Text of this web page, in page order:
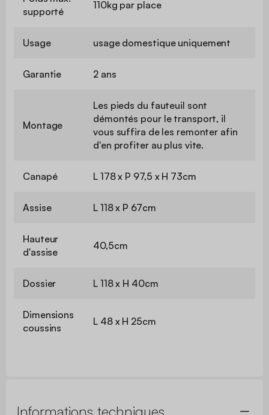
supporté
110kg par place
Usage usage domestique uniquement
Garantie 2 ans
Montage
Les pieds du fauteuil sont
démontés pour le transport, il
vous suffira de les remonter afin
d'en profiter au plus vite.
Canapé L 178 x P 97,5 x H 73cm
Assise L 118 x P 67cm
Hauteur
d'assise
40,5cm
Dossier L 118 x H 40cm
Dimensions
coussins
L 48 x H 25cm